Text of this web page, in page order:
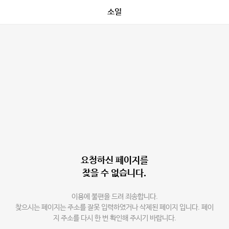
소일
요청하신 페이지를
찾을 수 없습니다.
이용에 불편을 드려 죄송합니다.
찾으시는 페이지는 주소를 잘못 입력하였거나 삭제된 페이지 입니다. 페이
지 주소를 다시 한 번 확인해 주시기 바랍니다.